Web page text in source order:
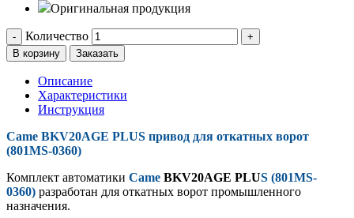
Оригинальная продукция
- Количество
+
В корзину
Заказать
Описание
Характеристики
Инструкция
Came BKV20AGE PLUS привод для откатных ворот
(801MS-0360)
Комплект автоматики Came BKV20AGE PLUS (801MS-
0360) разработан для откатных ворот промышленного
назначения.